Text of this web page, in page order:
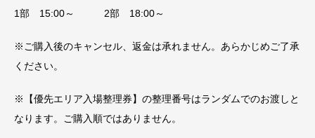
1部 15:00～ 2部 18:00～
※ご購入後のキャンセル、返金は承れません。あらかじめご了承
ください。
※【優先エリア入場整理券】の整理番号はランダムでのお渡しと
なります。ご購入順ではありません。